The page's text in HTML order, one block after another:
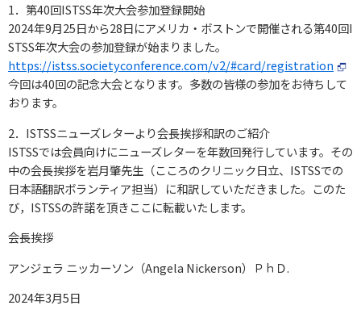
学術大会
メンバーシップ
文字の大きさ
拡大 標準 縮小
1．第40回ISTSS年次大会参加登録開始
2024年9月25日から28日にアメリカ・ボストンで開催される第40回I
STSS年次大会の参加登録が始まりました。
https://istss.societyconference.com/v2/#card/registration
今回は40回の記念大会となります。多数の皆様の参加をお待ちして
おります。
2．ISTSSニューズレターより会長挨拶和訳のご紹介
ISTSSでは会員向けにニューズレターを年数回発行しています。その
中の会長挨拶を岩月肇先生（こころのクリニック日立、ISTSSでの
日本語翻訳ボランティア担当）に和訳していただきました。このた
び，ISTSSの許諾を頂きここに転載いたします。
会長挨拶
アンジェラ ニッカーソン（Angela Nickerson）ＰｈＤ.
2024年3月5日